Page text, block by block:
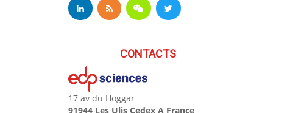
CONTACTS
17 av du Hoggar
91944 Les Ulis Cedex A France